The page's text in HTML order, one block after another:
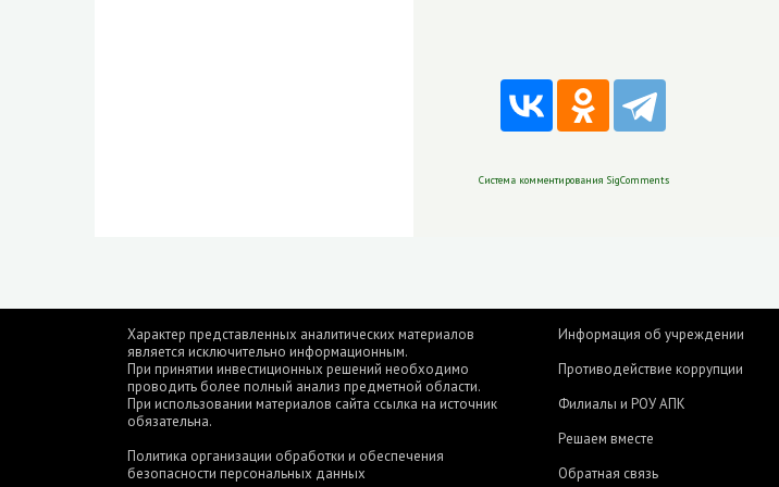
Система комментирования SigComments
Характер представленных аналитических материалов
является исключительно информационным.
При принятии инвестиционных решений необходимо
проводить более полный анализ предметной области.
При использовании материалов сайта ссылка на источник
обязательна.
Политика организации обработки и обеспечения
безопасности персональных данных
Информация об учреждении
Противодействие коррупции
Филиалы и РОУ АПК
Решаем вместе
Обратная связь